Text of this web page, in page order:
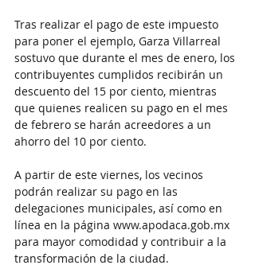
Tras realizar el pago de este impuesto
para poner el ejemplo, Garza Villarreal
sostuvo que durante el mes de enero, los
contribuyentes cumplidos recibirán un
descuento del 15 por ciento, mientras
que quienes realicen su pago en el mes
de febrero se harán acreedores a un
ahorro del 10 por ciento.
A partir de este viernes, los vecinos
podrán realizar su pago en las
delegaciones municipales, así como en
línea en la página www.apodaca.gob.mx
para mayor comodidad y contribuir a la
transformación de la ciudad.